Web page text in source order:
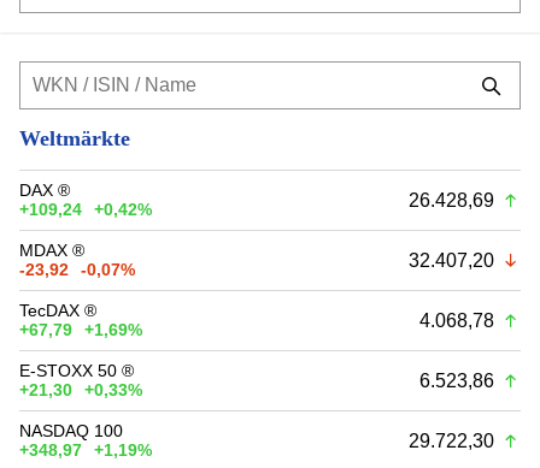
Weltmärkte
DAX ®
+109,24
+0,42% 26.428,69
MDAX ®
-23,92
-0,07% 32.407,20
TecDAX ®
+67,79
+1,69% 4.068,78
E-STOXX 50 ®
+21,30
+0,33% 6.523,86
NASDAQ 100
+348,97
+1,19% 29.722,30